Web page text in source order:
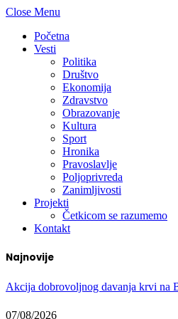
Close Menu
Početna
Vesti
Politika
Društvo
Ekonomija
Zdravstvo
Obrazovanje
Kultura
Sport
Hronika
Pravoslavlje
Poljoprivreda
Zanimljivosti
Projekti
Četkicom se razumemo
Kontakt
Najnovije
Akcija dobrovoljnog davanja krvi na
07/08/2026